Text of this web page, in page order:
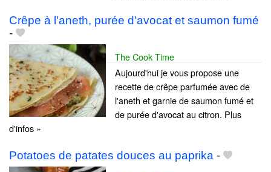
Crêpe à l'aneth, purée d'avocat et saumon fumé
-
The Cook Time
Aujourd'hui je vous propose une
recette de crêpe parfumée avec de
l'aneth et garnie de saumon fumé et
de purée d'avocat au citron. Plus
d'infos »
Potatoes de patates douces au paprika -